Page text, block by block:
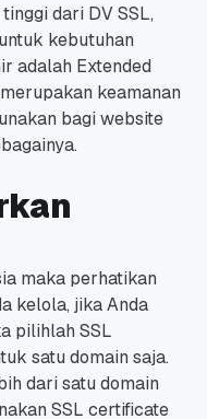
dari DV SSL,
kebutuhan
adalah Extended
keamanan
bagi website
maka perhatikan
kelola, jika Anda
pilihlah SSL
satu domain saja.
dari satu domain
SSL certificate